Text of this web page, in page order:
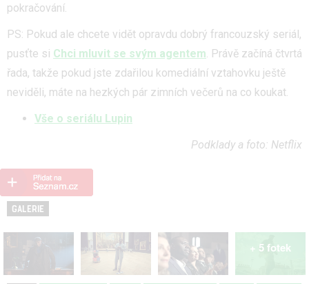
pokračování.
PS: Pokud ale chcete vidět opravdu dobrý francouzský seriál,
pusťte si Chci mluvit se svým agentem . Právě začíná čtvrtá
řada, takže pokud jste zdařilou komediální vztahovku ještě
neviděli, máte na hezkých pár zimních večerů na co koukat.
Vše o seriálu Lupin
Podklady a foto: Netflix
GALERIE
+ 5 fotek